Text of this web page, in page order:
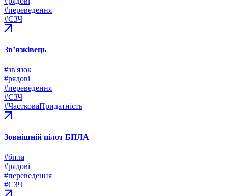
#переведення
#СЗЧ
Зв’язківець
#зв'язок
#рядові
#переведення
#СЗЧ
#ЧастковаПридатність
Зовнішній пілот БПЛА
#бпла
#рядові
#переведення
#СЗЧ